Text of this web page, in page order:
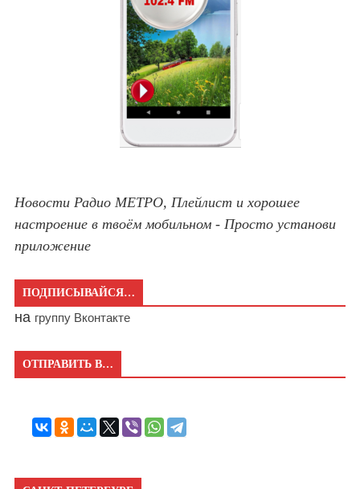
Новости Радио МЕТРО, Плейлист и хорошее
настроение в твоём мобильном - Просто установи
приложение
ПОДПИСЫВАЙСЯ…
на группу Вконтакте
ОТПРАВИТЬ В…